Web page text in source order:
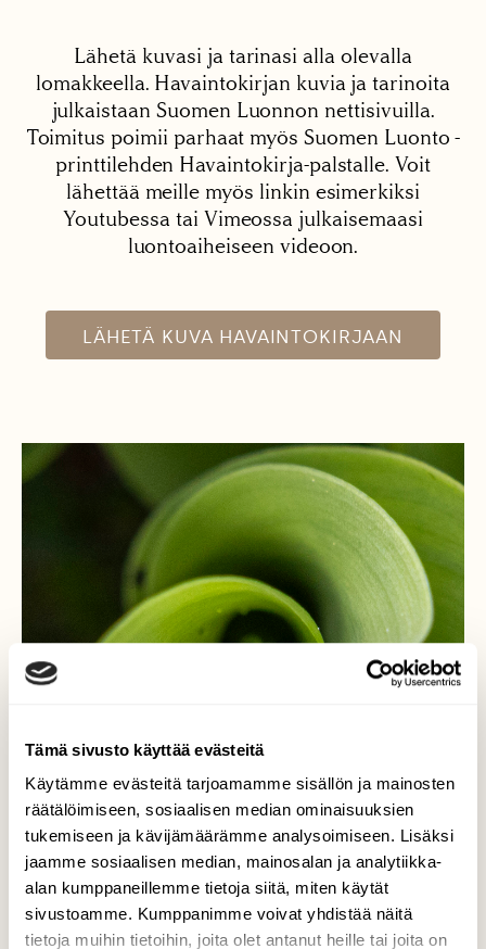
Tämä sivusto käyttää evästeitä
Käytämme evästeitä tarjoamamme sisällön ja mainosten
räätälöimiseen, sosiaalisen median ominaisuuksien
tukemiseen ja kävijämäärämme analysoimiseen. Lisäksi
jaamme sosiaalisen median, mainosalan ja analytiikka-
alan kumppaneillemme tietoja siitä, miten käytät
sivustoamme. Kumppanimme voivat yhdistää näitä
tietoja muihin tietoihin, joita olet antanut heille tai joita on
Lähetä kuvasi ja tarinasi alla olevalla
lomakkeella. Havaintokirjan kuvia ja tarinoita
julkaistaan Suomen Luonnon nettisivuilla.
Toimitus poimii parhaat myös Suomen Luonto -
printtilehden Havaintokirja-palstalle. Voit
lähettää meille myös linkin esimerkiksi
Youtubessa tai Vimeossa julkaisemaasi
luontoaiheiseen videoon.
LÄHETÄ KUVA HAVAINTOKIRJAAN